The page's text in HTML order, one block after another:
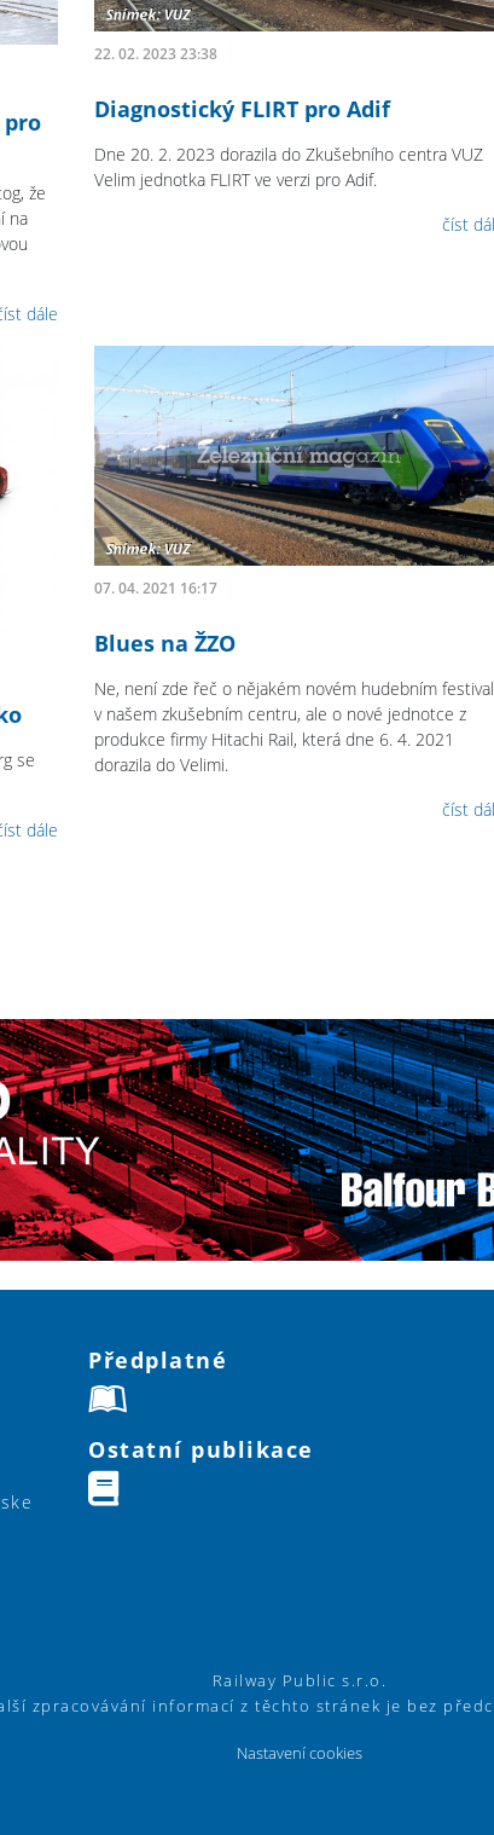
pro
že
na
dále
22. 02. 2023 23:38
Diagnostický FLIRT pro Adif
Dne 20. 2. 2023 dorazila do Zkušebního centra VUZ
Velim jednotka FLIRT ve verzi pro Adif.
číst
se
dále
07. 04. 2021 16:17
Blues na ŽZO
Ne, není zde řeč o nějakém novém hudebním
v našem zkušebním centru, ale o nové jednotce z
produkce firmy Hitachi Rail, která dne 6. 4. 2021
dorazila do Velimi.
číst
Předplatné
Ostatní publikace
Railway Public s.r.o.
zpracovávání informací z těchto stránek je bez
Nastavení cookies